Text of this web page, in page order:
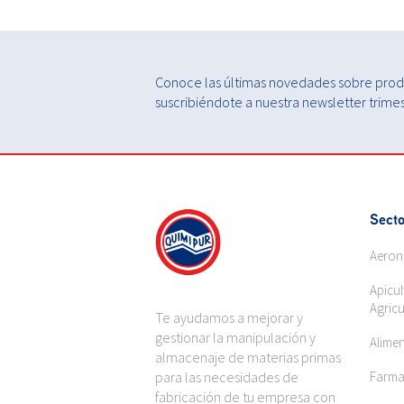
Conoce las últimas novedades sobre
suscribiéndote a nuestra newsletter
Te ayudamos a mejorar y
gestionar la manipulación y
almacenaje de materias primas
para las necesidades de
fabricación de tu empresa con